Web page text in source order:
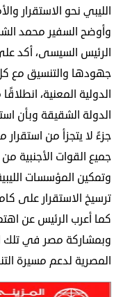
مصريون
في
الكويت
ومناسبات
الليبي نحو الاستقرار
وأوضح السفير محمد
الرئيس السيسى، أكد
جهودها والتنسيق مع كل
الدولية المعنية،
الدولة الشقيقة وبأن
جزءً لا يتجزأ من
جميع القوات الأجنبية
وتمكين المؤسسات
ترسيخ الاستقرار على
كما أعرب الرئيس عن
وبمشاركة مصر في تلك
المصرية لدعم مسيرة